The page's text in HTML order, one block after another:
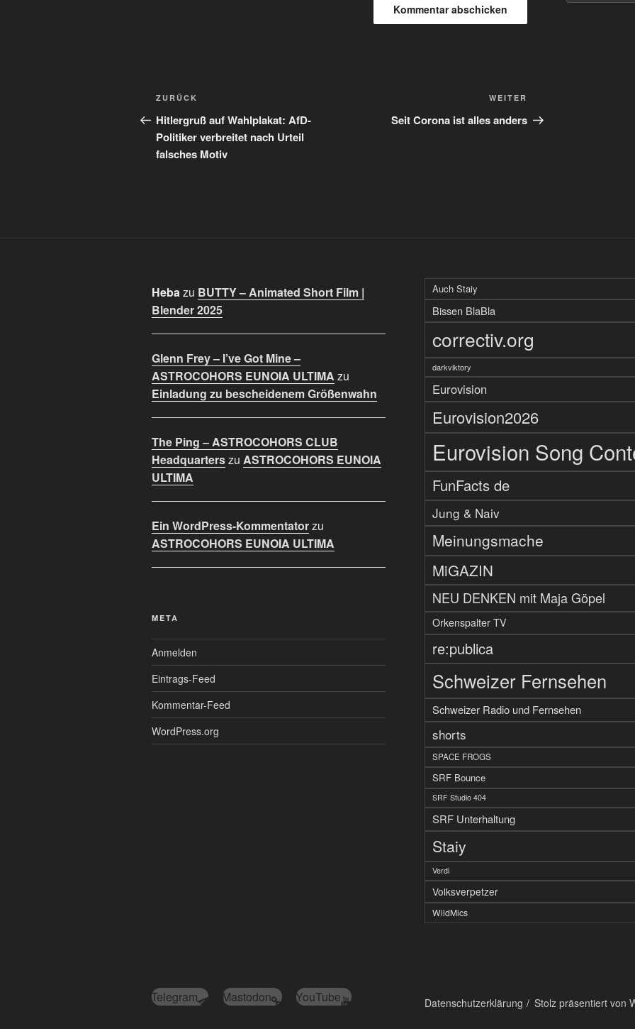
Beitragsnavigation
Vorheriger
Beitrag
ZURÜCK
Hitlergruß auf Wahlplakat: AfD-
Politiker verbreitet nach Urteil
falsches Motiv
Beitrag
WEITER
Seit Corona ist alles anders
Hebazu BUTTY – Animated Short Film |
Blender 2025
Glenn Frey – I’ve Got Mine –
ASTROCOHORS EUNOIA ULTIMA zu
Einladung zu bescheidenem Größenwahn
The Ping – ASTROCOHORS CLUB
Headquarterszu ASTROCOHORS EUNOIA
ULTIMA
Ein WordPress-Kommentatorzu
ASTROCOHORS EUNOIA ULTIMA
META
Anmelden
Eintrags-Feed
Kommentar-Feed
WordPress.org
Auch Staiy
Bissen BlaBla
correctiv.org
darkviktory
Eurovision
Eurovision2026
Eurovision Song
FunFacts de
Jung & Naiv
Meinungsmache
MiGAZIN
NEU DENKEN mit Maja Göpel
Orkenspalter TV
re:publica
Schweizer Fernsehen
Schweizer Radio und Fernsehen
shorts
SPACE FROGS
SRF Bounce
SRF Studio 404
SRF Unterhaltung
Staiy
Verdi
Volksverpetzer
WildMics
Telegram Mastodon YouTube Datenschutzerklärung Stolz präsentiert von